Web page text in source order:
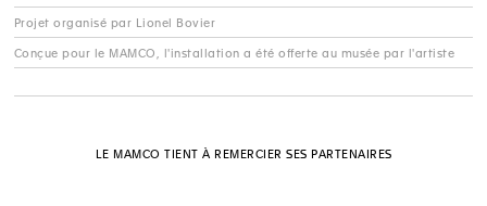
Projet organisé par Lionel Bovier
Conçue pour le MAMCO, l'installation a été offerte au musée par l'artiste
LE MAMCO TIENT À REMERCIER SES PARTENAIRES